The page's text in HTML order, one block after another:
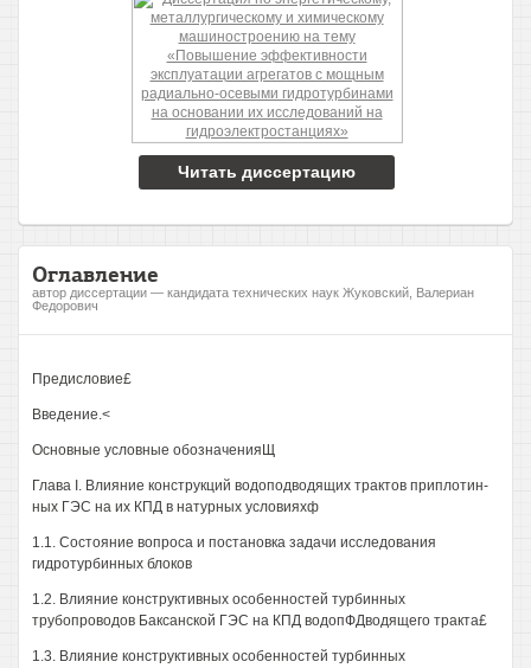
Читать диссертацию
Оглавление
автор диссертации — кандидата технических наук Жуковский, Валериан
Федорович
Предисловие£
Введение.<
Основные условные обозначенияЩ
Глава I. Влияние конструкций водоподводящих трактов приплотин-
ных ГЭС на их КПД в натурных условияхф
1.1. Состояние вопроса и постановка задачи исследования
гидротурбинных блоков
1.2. Влияние конструктивных особенностей турбинных
трубопроводов Баксанской ГЭС на КПД водопФДводящего тракта£
1.3. Влияние конструктивных особенностей турбинных